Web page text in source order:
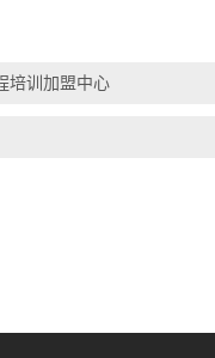
培训加盟中心